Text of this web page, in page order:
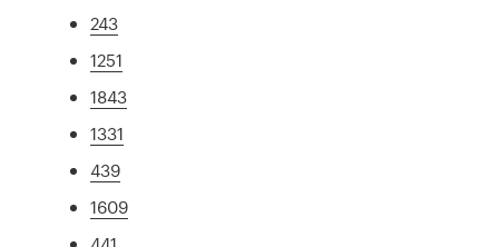
243
1251
1843
1331
439
1609